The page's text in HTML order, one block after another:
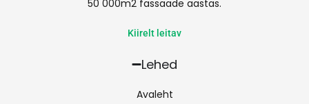
50 000m2 fassaade aastas.
Kiirelt leitav
Lehed
Avaleht